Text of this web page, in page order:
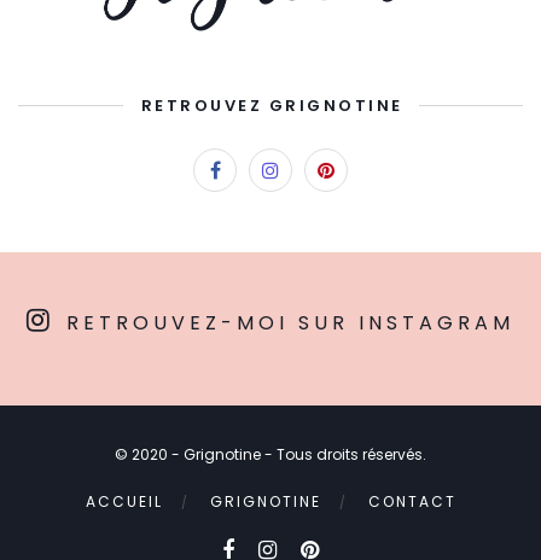
RETROUVEZ GRIGNOTINE
RETROUVEZ-MOI SUR INSTAGRAM
© 2020 - Grignotine - Tous droits réservés.
ACCUEIL GRIGNOTINE CONTACT